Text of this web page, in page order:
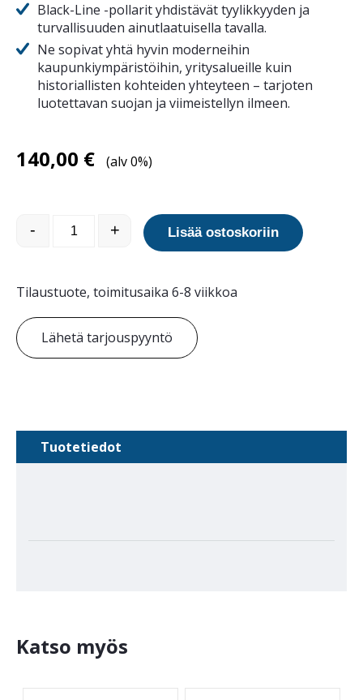
Black-Line -pollarit yhdistävät tyylikkyyden ja
turvallisuuden ainutlaatuisella tavalla.
Ne sopivat yhtä hyvin moderneihin
kaupunkiympäristöihin, yritysalueille kuin
historiallisten kohteiden yhteyteen – tarjoten
luotettavan suojan ja viimeistellyn ilmeen.
140,00 € (alv 0%)
Black Line 89-90 teräspollari, valuasennus määrä
- + Lisää ostoskoriin
Tilaustuote, toimitusaika 6-8 viikkoa
Lähetä tarjouspyyntö
Tuotetiedot
Katso myös